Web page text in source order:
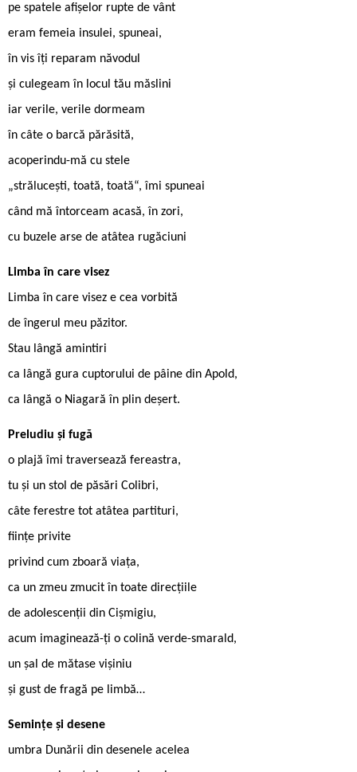
pe spatele afișelor rupte de vânt
eram femeia insulei, spuneai,
în vis îți reparam năvodul
și culegeam în locul tău măslini
iar verile, verile dormeam
în câte o barcă părăsită,
acoperindu-mă cu stele
„strălucești, toată, toată“, îmi spuneai
când mă întorceam acasă, în zori,
cu buzele arse de atâtea rugăciuni
Limba în care visez
Limba în care visez e cea vorbită
de îngerul meu păzitor.
Stau lângă amintiri
ca lângă gura cuptorului de pâine din Apold,
ca lângă o Niagară în plin deșert.
Preludiu și fugă
o plajă îmi traversează fereastra,
tu și un stol de păsări Colibri,
câte ferestre tot atâtea partituri,
ființe privite
privind cum zboară viața,
ca un zmeu zmucit în toate direcțiile
de adolescenții din Cișmigiu,
acum imaginează-ți o colină verde-smarald,
un șal de mătase vișiniu
și gust de fragă pe limbă…
Semințe și desene
umbra Dunării din desenele acelea